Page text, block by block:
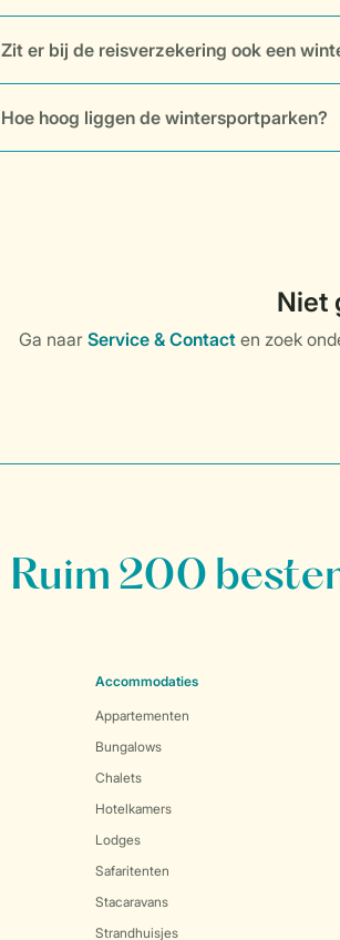
Zit er bij de reisverzekering ook een
Hoe hoog liggen de wintersportparken?
Ruim 200
Accommodaties
Appartementen
Bungalows
Chalets
Hotelkamers
Lodges
Safaritenten
Stacaravans
Strandhuisjes